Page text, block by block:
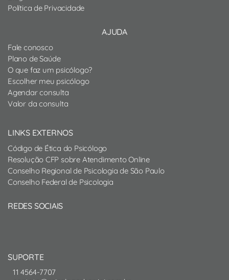
Política de Privacidade
AJUDA
Fale conosco
Plano de Saúde
O que faz um psicólogo?
Escolher meu psicólogo
Agendar consulta
Valor da consulta
LINKS EXTERNOS
Código de Ética do Psicólogo
Resolução CFP sobre Atendimento Online
Conselho Regional de Psicologia de São Paulo
Conselho Federal de Psicologia
REDES SOCIAIS
SUPORTE
11 4564-7707